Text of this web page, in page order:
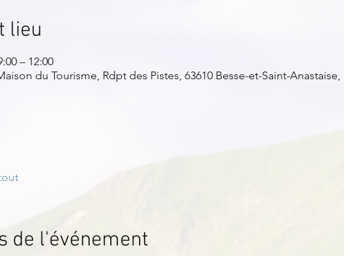
lieu
– 12:00
du Tourisme, Rdpt des Pistes, 63610 Besse-et-Saint-Anastaise,
de l'événement